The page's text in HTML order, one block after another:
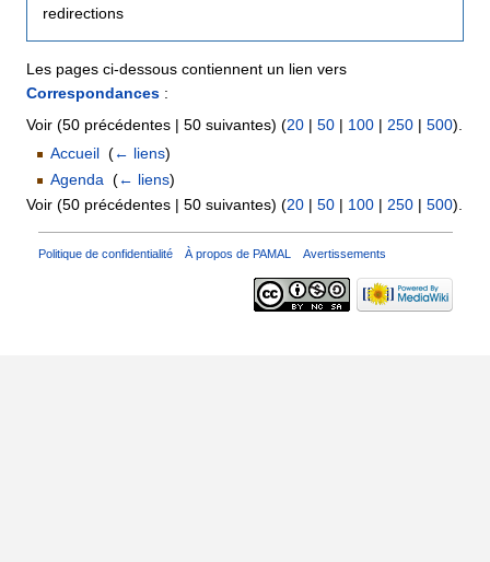
redirections
Les pages ci-dessous contiennent un lien vers
Correspondances :
Voir (50 précédentes | 50 suivantes) (20 | 50 | 100 | 250 | 500).
Accueil ‎(← liens)
Agenda ‎(← liens)
Voir (50 précédentes | 50 suivantes) (20 | 50 | 100 | 250 | 500).
Politique de confidentialité À propos de PAMAL Avertissements